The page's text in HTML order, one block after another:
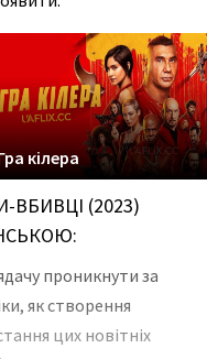
кілера
ВБИВЦІ (2023)
проникнути за
як створення
цих новітніх